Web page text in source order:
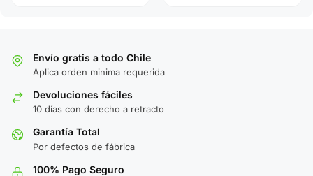
Envío gratis a todo Chile
Aplica orden minima requerida
Devoluciones fáciles
10 días con derecho a retracto
Garantía Total
Por defectos de fábrica
100% Pago Seguro